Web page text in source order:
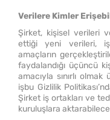
Verilere Kimler
Şirket, kişisel verileri
ettiği yeni verileri,
amaçların
faydalandığı üçüncü
amacıyla sınırlı
işbu Gizlilik
Şirket iş ortakları ve
kuruluşlara